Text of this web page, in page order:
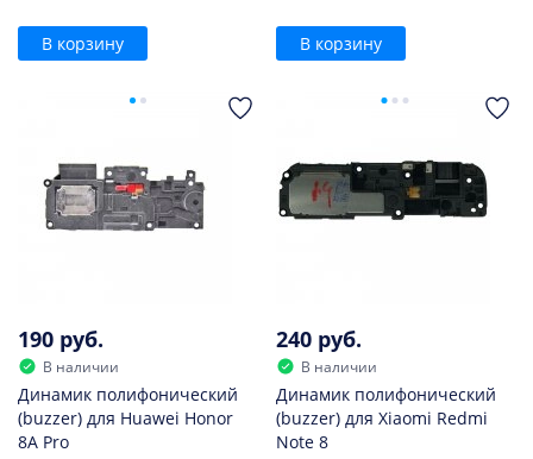
В корзину В корзину
190 руб.
В наличии
Динамик полифонический
(buzzer) для Huawei Honor
8A Pro
240 руб.
В наличии
Динамик полифонический
(buzzer) для Xiaomi Redmi
Note 8